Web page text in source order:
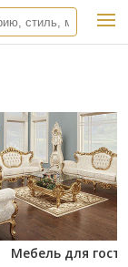
Мебель для